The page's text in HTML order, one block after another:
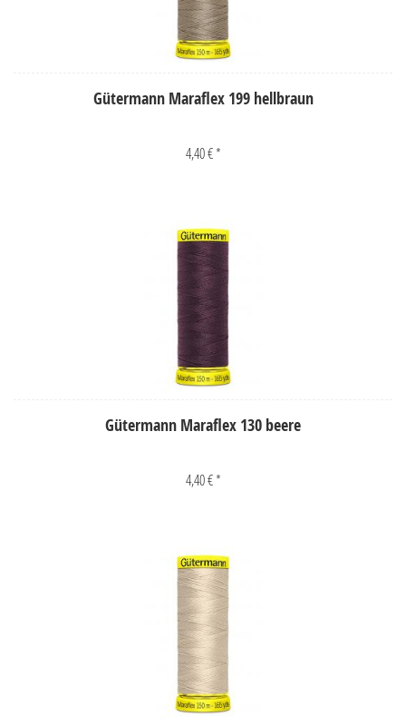
Gütermann Maraflex 199 hellbraun
4,40 € *
Gütermann Maraflex 130 beere
4,40 € *